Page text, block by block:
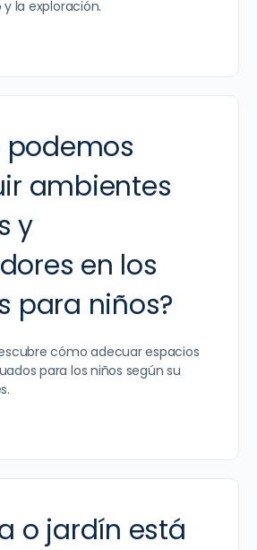
la exploración.
podemos
ambientes
y
en los
para niños?
cómo adecuar espacios
para los niños según su
o jardín está